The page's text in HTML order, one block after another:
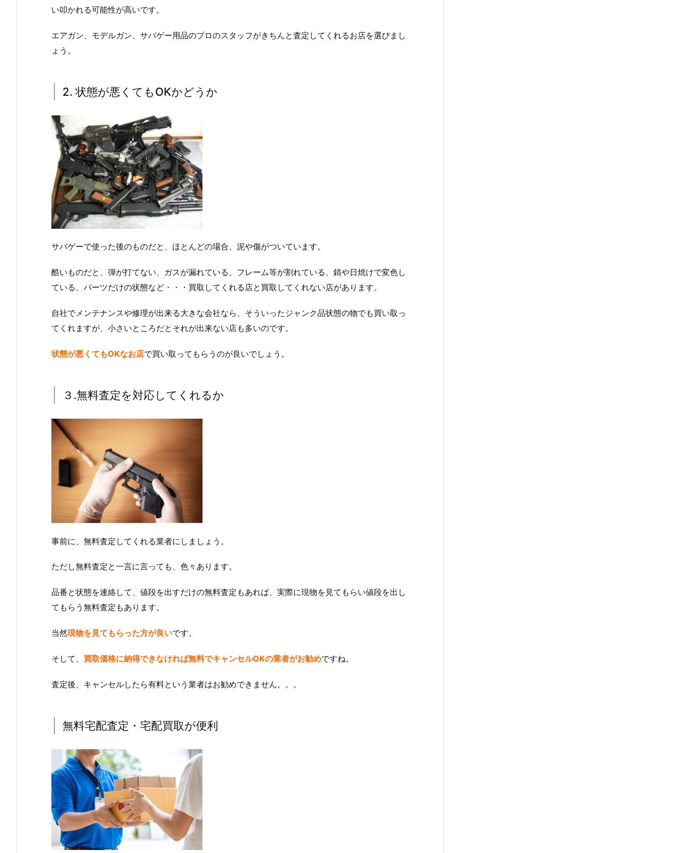
い叩かれる可能性が高いです。
エアガン、モデルガン、サバゲー用品のプロのスタッフがきちんと査定してくれるお店を選びまし
ょう。
2. 状態が悪くてもOKかどうか
サバゲーで使った後のものだと、ほとんどの場合、泥や傷がついています。
酷いものだと、弾が打てない、ガスが漏れている、フレーム等が割れている、錆や日焼けで変色し
ている、パーツだけの状態など・・・買取してくれる店と買取してくれない店があります。
自社でメンテナンスや修理が出来る大きな会社なら、そういったジャンク品状態の物でも買い取っ
てくれますが、小さいところだとそれが出来ない店も多いのです。
状態が悪くてもOKなお店で買い取ってもらうのが良いでしょう。
３.無料査定を対応してくれるか
事前に、無料査定してくれる業者にしましょう。
ただし無料査定と一言に言っても、色々あります。
品番と状態を連絡して、値段を出すだけの無料査定もあれば、実際に現物を見てもらい値段を出し
てもらう無料査定もあります。
当然現物を見てもらった方が良いです。
そして、 買取価格に納得できなければ無料でキャンセルOKの業者がお勧めですね。
査定後、キャンセルしたら有料という業者はお勧めできません。。。
無料宅配査定・宅配買取が便利